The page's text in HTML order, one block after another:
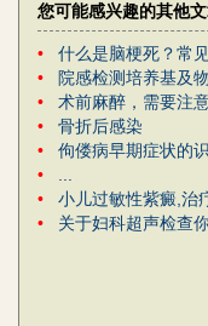
您可能感兴趣的其他
• 什么是脑梗死？常
•
院感检测培养基及
• 术前麻醉，需要注
• 骨折后感染
• 佝偻病早期症状的
•
• 小儿过敏性紫癜,治
• 关于妇科超声检查